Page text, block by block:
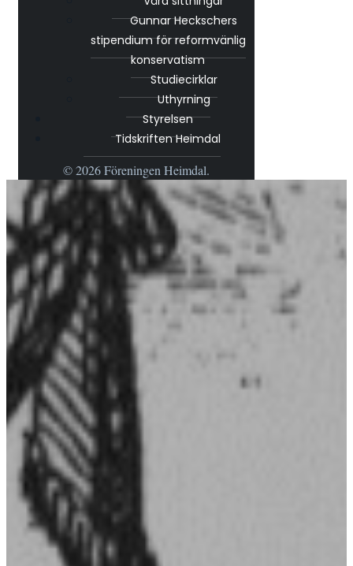
Gunnar Heckschers
stipendium för reformvänlig
konservatism
Studiecirklar
Uthyrning
Styrelsen
Tidskriften Heimdal
© 2026 Föreningen Heimdal.